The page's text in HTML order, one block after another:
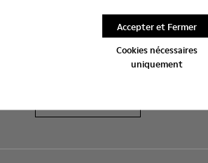
Cookies nécessaires
uniquement
Accepter et Fermer
durabilité accrue de vos chaussures.
Pour obtenir des instructions détaillées sur
votre paire de chaussures, consultez notre
Oui, vous avez bien entendu. En rejoignant
réductions, d’accès en avant-première et